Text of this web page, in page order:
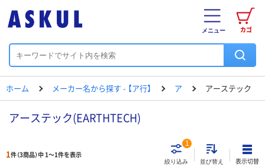
カゴ
メニュー
ホーム メーカー名から探す - 【ア行】 ア アーステック
アーステック(EARTHTECH)
1件（3商品）中 1～1件を表示
絞り込み
1
並び替え 表示切替